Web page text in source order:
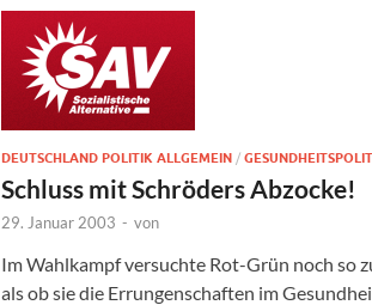
DEUTSCHLAND POLITIK ALLGEMEIN /
Schluss mit Schröders Abzocke!
29. Januar 2003 - von
Im Wahlkampf versuchte Rot-Grün noch so
als ob sie die Errungenschaften im